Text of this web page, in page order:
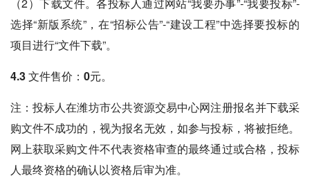
（2）下载文件。各投标人通过网站“我要办事”-“我要投标”-
选择“新版系统”，在“招标公告”-“建设工程”中选择要投标的
项目进行“文件下载”。
4.3 文件售价：0元。
注：投标人在潍坊市公共资源交易中心网注册报名并下载采
购文件不成功的，视为报名无效，如参与投标，将被拒绝。
网上获取采购文件不代表资格审查的最终通过或合格，投标
人最终资格的确认以资格后审为准。